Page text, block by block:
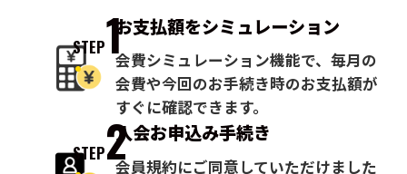
STEP1お支払額をシミュレーション
会費シミュレーション機能で、毎月の
会費や今回のお手続き時のお支払額が
すぐに確認できます。
STEP2入会お申込み手続き
会員規約にご同意していただけました